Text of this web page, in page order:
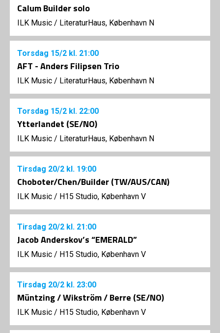
Calum Builder solo
ILK Music / LiteraturHaus, København N
Torsdag 15/2 kl. 21:00
AFT - Anders Filipsen Trio
ILK Music / LiteraturHaus, København N
Torsdag 15/2 kl. 22:00
Ytterlandet (SE/NO)
ILK Music / LiteraturHaus, København N
Tirsdag 20/2 kl. 19:00
Choboter/Chen/Builder (TW/AUS/CAN)
ILK Music / H15 Studio, København V
Tirsdag 20/2 kl. 21:00
Jacob Anderskov’s “EMERALD”
ILK Music / H15 Studio, København V
Tirsdag 20/2 kl. 23:00
Müntzing / Wikström / Berre (SE/NO)
ILK Music / H15 Studio, København V